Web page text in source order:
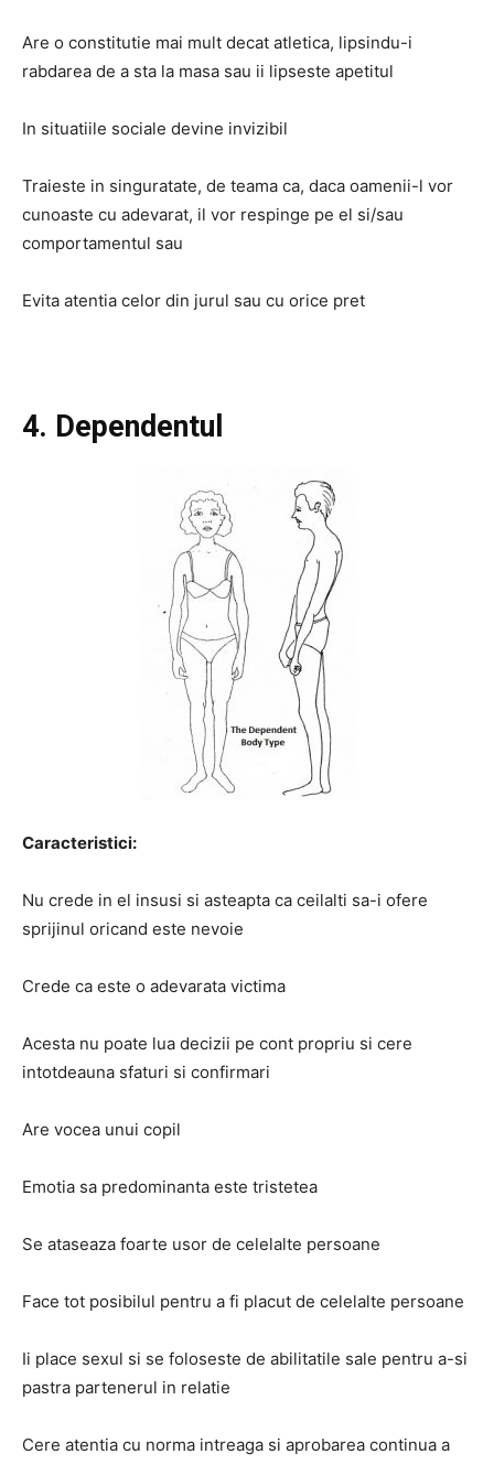
Are o constitutie mai mult decat atletica, lipsindu-i
rabdarea de a sta la masa sau ii lipseste apetitul
In situatiile sociale devine invizibil
Traieste in singuratate, de teama ca, daca oamenii-l vor
cunoaste cu adevarat, il vor respinge pe el si/sau
comportamentul sau
Evita atentia celor din jurul sau cu orice pret
4. Dependentul
Caracteristici:
Nu crede in el insusi si asteapta ca ceilalti sa-i ofere
sprijinul oricand este nevoie
Crede ca este o adevarata victima
Acesta nu poate lua decizii pe cont propriu si cere
intotdeauna sfaturi si confirmari
Are vocea unui copil
Emotia sa predominanta este tristetea
Se ataseaza foarte usor de celelalte persoane
Face tot posibilul pentru a fi placut de celelalte persoane
Ii place sexul si se foloseste de abilitatile sale pentru a-si
pastra partenerul in relatie
Cere atentia cu norma intreaga si aprobarea continua a